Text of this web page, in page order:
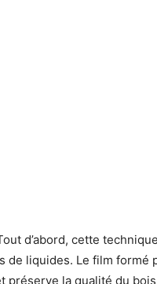
d’abord, cette
de liquides. Le film formé
préserve la qualité du